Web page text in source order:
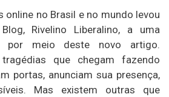
online no Brasil e no mundo levou
Rivelino Liberalino, a uma
por meio deste novo artigo.
que chegam fazendo
portas, anunciam sua presença,
Mas existem outras que